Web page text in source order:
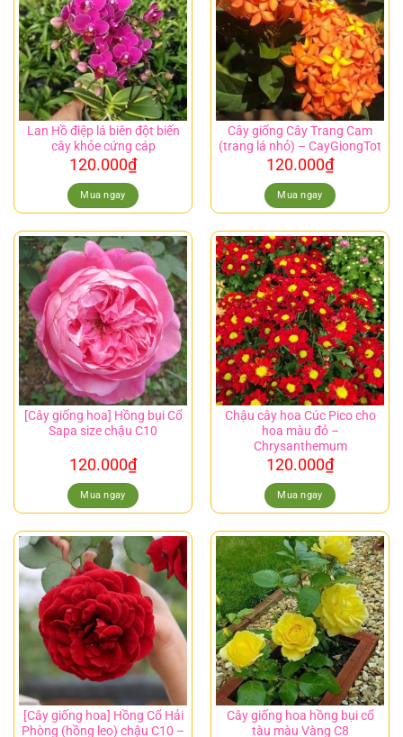
Lan Hồ điệp lá biên đột biến
cây khỏe cứng cáp
120.000₫
Mua ngay
Cây giống Cây Trang Cam
(trang lá nhỏ) – CayGiongTot
120.000₫
Mua ngay
[Cây giống hoa] Hồng bụi Cổ
Sapa size chậu C10
120.000₫
Mua ngay
Chậu cây hoa Cúc Pico cho
hoa màu đỏ –
Chrysanthemum
120.000₫
Mua ngay
[Cây giống hoa] Hồng Cổ Hải
Phòng (hồng leo) chậu C10 –
Cây giống hoa hồng bụi cổ
tàu màu Vàng C8